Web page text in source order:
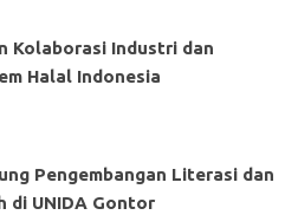
Kolaborasi Industri dan
Halal Indonesia
Pengembangan Literasi dan
di UNIDA Gontor